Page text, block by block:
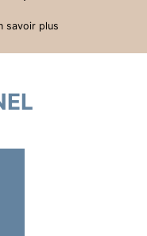
savoir plus